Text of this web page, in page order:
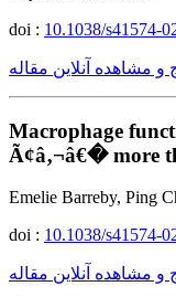
doi : 10.1038/s41574-
و مشاهده آنلاین مقاله
Macrophage
Ã¢â‚¬â€� more
Emelie Barreby, Ping
doi : 10.1038/s41574-
و مشاهده آنلاین مقاله